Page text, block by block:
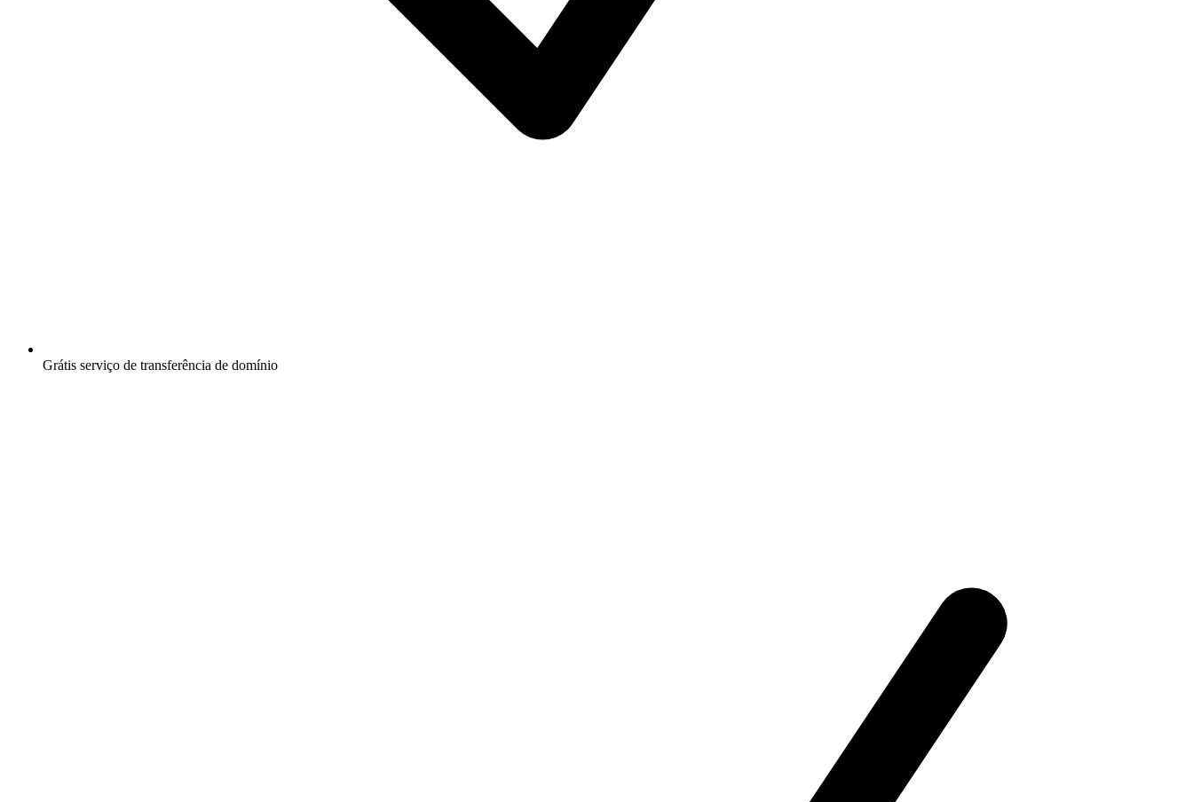
Grátis serviço de transferência de domínio